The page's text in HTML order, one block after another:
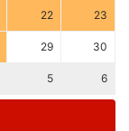
22 23
29 30
5 6